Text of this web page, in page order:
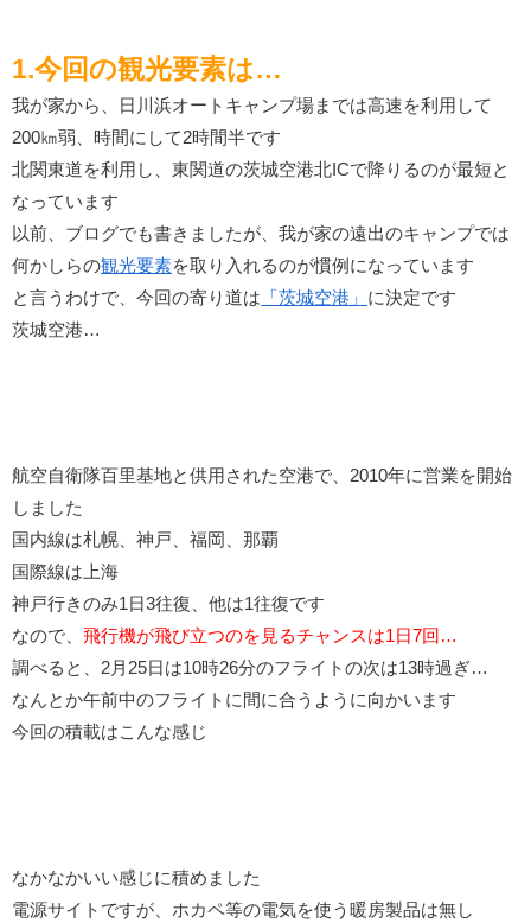
1.今回の観光要素は…
我が家から、日川浜オートキャンプ場までは高速を利用して
200㎞弱、時間にして2時間半です
北関東道を利用し、東関道の茨城空港北ICで降りるのが最短と
なっています
以前、ブログでも書きましたが、我が家の遠出のキャンプでは
何かしらの観光要素を取り入れるのが慣例になっています
と言うわけで、今回の寄り道は 「茨城空港」 に決定です
茨城空港…
航空自衛隊百里基地と供用された空港で、2010年に営業を開始
しました
国内線は札幌、神戸、福岡、那覇
国際線は上海
神戸行きのみ1日3往復、他は1往復です
なので、 飛行機が飛び立つのを見るチャンスは1日7回…
調べると、2月25日は10時26分のフライトの次は13時過ぎ…
なんとか午前中のフライトに間に合うように向かいます
今回の積載はこんな感じ
なかなかいい感じに積めました
電源サイトですが、ホカペ等の電気を使う暖房製品は無し